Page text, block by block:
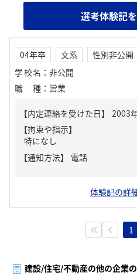
選考体験記
04年卒 文系
性別非公開
学校名 ： 非公開
職種 ： 営業
【内定連絡を受けた日】
2003
【拘束や指示】
特になし
【通知方法】
電話
体験記の詳
1
建設/住宅/不動産の他の企業